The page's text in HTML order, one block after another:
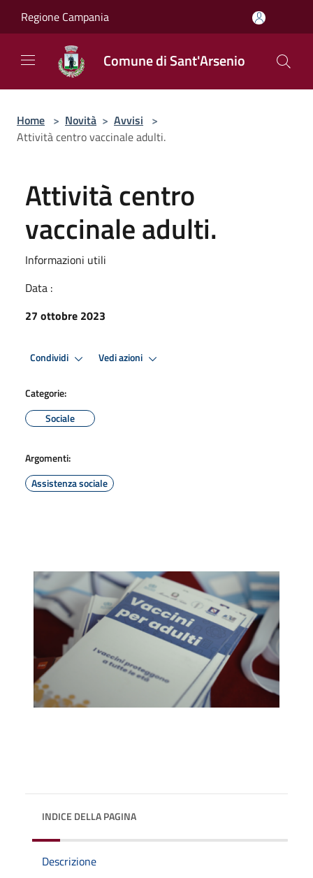
Regione Campania
Comune di Sant'Arsenio
Home > Novità > Avvisi >
Attività centro vaccinale adulti.
Attività centro
vaccinale adulti.
Informazioni utili
Data :
27 ottobre 2023
Condividi Vedi azioni
Categorie:
Sociale
Argomenti:
Assistenza sociale
INDICE DELLA PAGINA
Descrizione